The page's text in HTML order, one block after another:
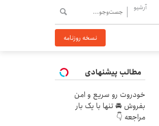
آرشیو
نسخه روزنامه
مطالب پیشنهادی
خودروت رو سریع و امن
بفروش 🚘 تنها با یک بار
مراجعه 👇